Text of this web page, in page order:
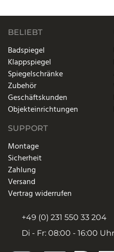
BELIEBT
Badspiegel
Klappspiegel
Spiegelschränke
Zubehör
Geschäftskunden
Objekteinrichtungen
SUPPORT
Montage
Sicherheit
Zahlung
Versand
Vertrag widerrufen
+49 (0) 231 550 33 204
Di - Fr: 08:00 - 16:00 Uhr